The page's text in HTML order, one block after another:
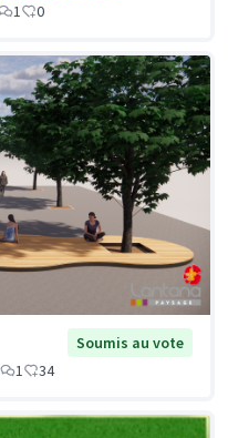
1 0
Soumis au vote
1 34